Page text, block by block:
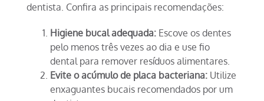
dentista. Confira as principais recomendações:
Higiene bucal adequada: Escove os dentes
pelo menos três vezes ao dia e use fio
dental para remover resíduos alimentares.
Evite o acúmulo de placa bacteriana: Utilize
enxaguantes bucais recomendados por um